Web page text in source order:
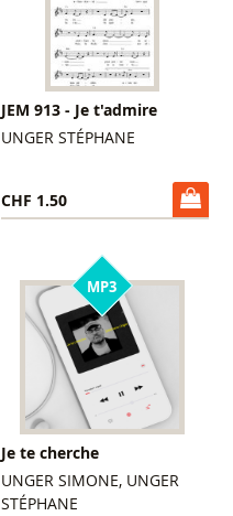
JEM 913 - Je t'admire
UNGER STÉPHANE
CHF 1.50
MP3
Je te cherche
UNGER SIMONE, UNGER
STÉPHANE